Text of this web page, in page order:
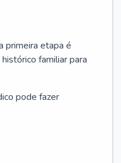
primeira etapa é
familiar para
pode fazer